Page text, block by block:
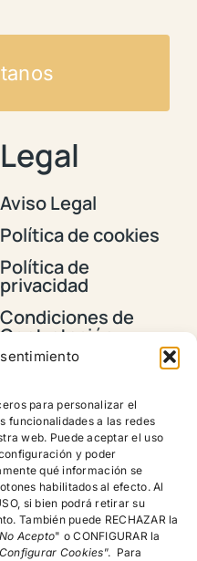
para personalizar el
funcionalidades a las redes
web. Puede aceptar el uso
y poder
qué información se
habilitados al efecto. Al
si bien podrá retirar su
También puede RECHAZAR la
No Acepto" o CONFIGURAR la
Configurar Cookies”. Para
Legal
Aviso Legal
Política de cookies
Política de
privacidad
Condiciones de
Contratación y
Envios
devoluciones,
reembolsos y
cancelación de
pedidos